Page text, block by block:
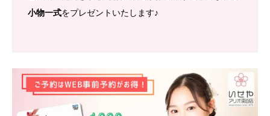
小物一式をプレゼントいたします♪